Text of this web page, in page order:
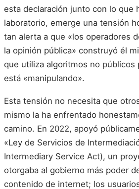
esta declaración junto con lo que
laboratorio, emerge una tensión
tan alerta a que «los operadores
la opinión pública» construyó él
que utiliza algoritmos no públicos
está «manipulando».
Esta tensión no necesita que
mismo la ha enfrentado
camino. En 2022, apoyó
«Ley de Servicios de
Intermediary Service Act), un
otorgaba al gobierno más poder
contenido de internet; los